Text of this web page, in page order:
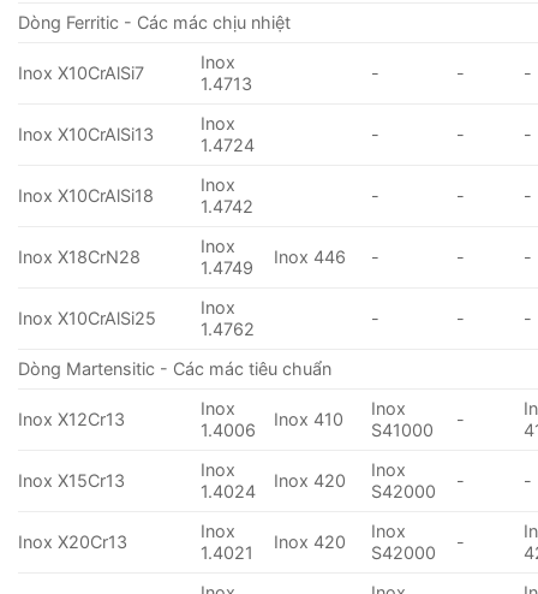
Dòng Ferritic - Các mác chịu nhiệt
Inox X10CrAlSi7
Inox
1.4713
- - -
Inox X10CrAlSi13
Inox
1.4724
- - -
Inox X10CrAlSi18
Inox
1.4742
- - -
Inox X18CrN28
Inox
1.4749
Inox 446 - - -
Inox X10CrAlSi25
Inox
1.4762
- - -
Dòng Martensitic - Các mác tiêu chuẩn
Inox X12Cr13
Inox
1.4006
Inox 410
Inox
S41000
-
Inox X15Cr13
Inox
1.4024
Inox 420
Inox
S42000
- -
Inox X20Cr13
Inox
1.4021
Inox 420
Inox
S42000
-